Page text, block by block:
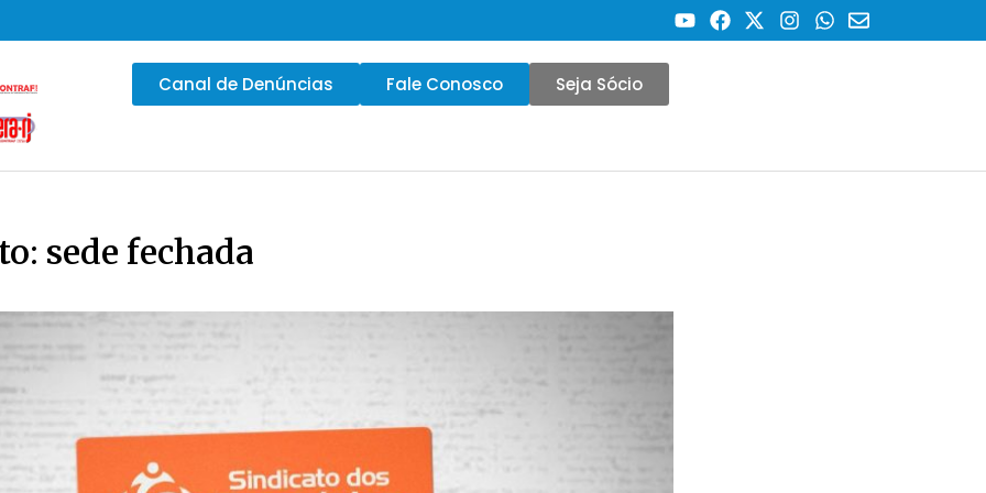
Canal de Denúncias Fale Conosco Seja Sócio
sede fechada